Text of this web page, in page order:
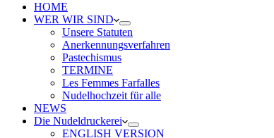
HOME
WER WIR SIND
Unsere Statuten
Anerkennungsverfahren
Pastechismus
TERMINE
Les Femmes Farfalles
Nudelhochzeit für alle
NEWS
Die Nudeldruckerei
ENGLISH VERSION